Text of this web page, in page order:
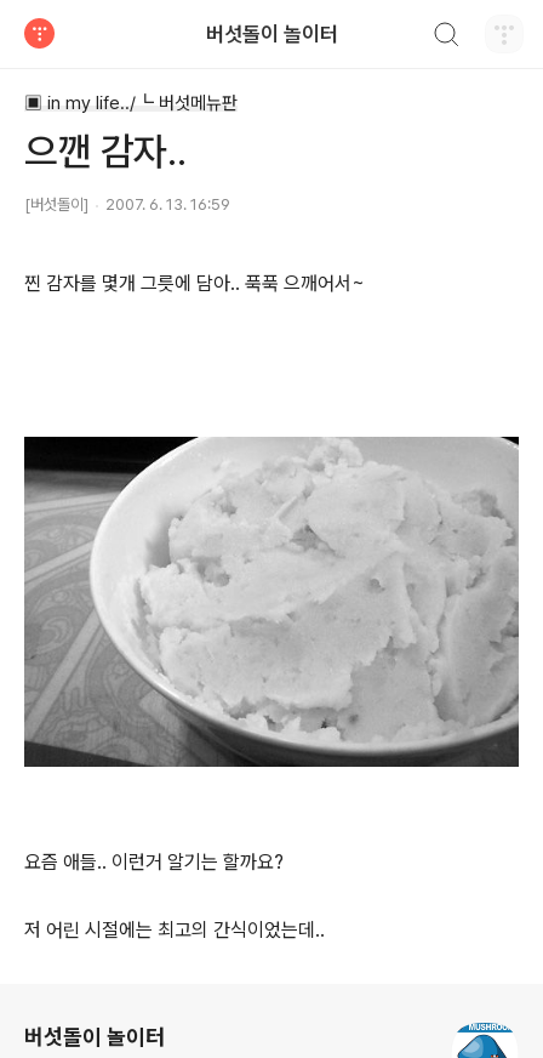
버섯돌이 놀이터
▣ in my life../┗ 버섯메뉴판
으깬 감자..
[버섯돌이] 2007. 6. 13. 16:59
찐 감자를 몇개 그릇에 담아.. 푹푹 으깨어서~
요즘 애들.. 이런거 알기는 할까요?
저 어린 시절에는 최고의 간식이었는데..
버섯돌이 놀이터